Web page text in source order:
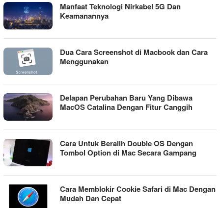
Manfaat Teknologi Nirkabel 5G Dan
Keamanannya
Dua Cara Screenshot di Macbook dan Cara
Menggunakan
Delapan Perubahan Baru Yang Dibawa
MacOS Catalina Dengan Fitur Canggih
Cara Untuk Beralih Double OS Dengan
Tombol Option di Mac Secara Gampang
Cara Memblokir Cookie Safari di Mac Dengan
Mudah Dan Cepat